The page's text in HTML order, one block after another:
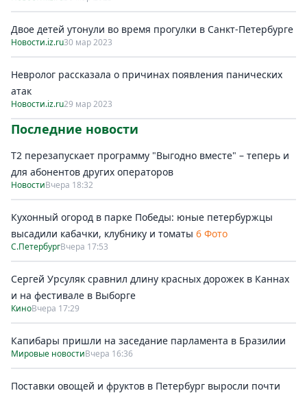
Двое детей утонули во время прогулки в Санкт-Петербурге
Новости.iz.ru30 мар 2023
Невролог рассказала о причинах появления панических
атак
Новости.iz.ru29 мар 2023
Последние новости
Т2 перезапускает программу "Выгодно вместе" – теперь и
для абонентов других операторов
НовостиВчера 18:32
Кухонный огород в парке Победы: юные петербуржцы
высадили кабачки, клубнику и томаты 6 Фото
С.ПетербургВчера 17:53
Сергей Урсуляк сравнил длину красных дорожек в Каннах
и на фестивале в Выборге
КиноВчера 17:29
Капибары пришли на заседание парламента в Бразилии
Мировые новостиВчера 16:36
Поставки овощей и фруктов в Петербург выросли почти